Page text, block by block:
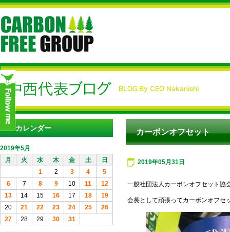
カーボンオフセット
2019年05月31日
一般社団法人カーボンオフセット協
会長として頑張ってカーボンオフセ
カレンダー
2019年5月
月
火 水 木 金 土
日
1
2 3 4
5
6
7 8 9 10 11
12
13
14 15 16 17 18
19
20
21 22 23 24 25
26
27
28 29 30 31